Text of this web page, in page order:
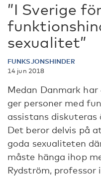
”I Sverige
sexualitet”
FUNKSJONSHINDER
14 jun 2018
Medan Danmark har
ger personer med
assistans diskuteras
Det beror delvis på
goda sexualiteten
måste hänga ihop
Rydström, professor